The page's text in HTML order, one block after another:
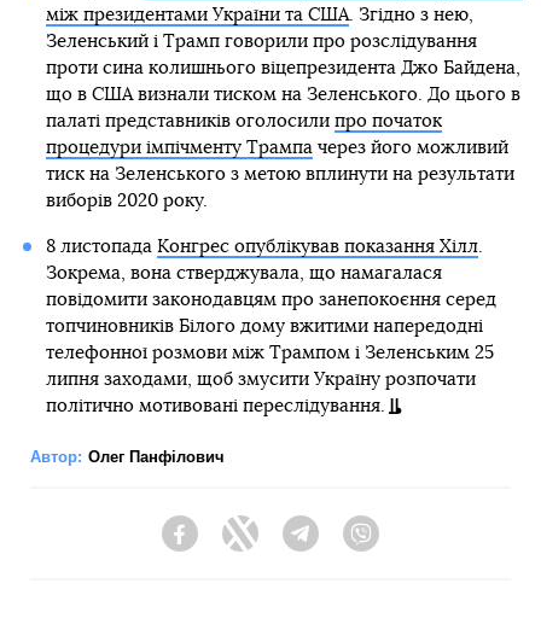
між президентами України та США. Згідно з нею,
Зеленський і Трамп говорили про розслідування
проти сина колишнього віцепрезидента Джо Байдена,
що в США визнали тиском на Зеленського. До цього в
палаті представників оголосили про початок
процедури імпічменту Трампачерез його можливий
тиск на Зеленського з метою вплинути на результати
виборів 2020 року.
8 листопада Конгрес опублікував показання Хілл.
Зокрема, вона стверджувала, що намагалася
повідомити законодавцям про занепокоєння серед
топчиновників Білого дому вжитими напередодні
телефонної розмови між Трампом і Зеленським 25
липня заходами, щоб змусити Україну розпочати
політично мотивовані переслідування.
Автор: Олег Панфілович
FacebookTwitter Telegram